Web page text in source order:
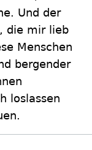
Und der
die mir lieb
Menschen
bergender
loslassen